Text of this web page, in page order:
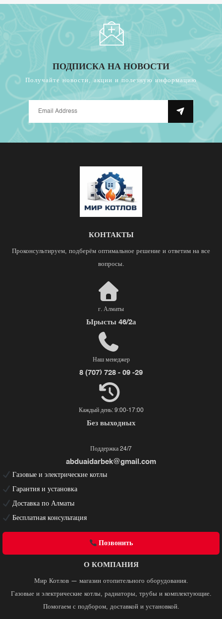
ПОДПИСКА НА НОВОСТИ
Получайте новости, акции и полезную информацию
КОНТАКТЫ
Проконсультируем, подберём оптимальное решение и ответим на все
вопросы.
г. Алматы
Ырысты 46/2а
Наш менеджер
8 (707) 728 - 09 -29
Каждый день: 9:00-17:00
Без выходных
Поддержка 24/7
abduaidarbek@gmail.com
Газовые и электрические котлы
Гарантия и установка
Доставка по Алматы
Бесплатная консультация
Позвонить
О КОМПАНИЯ
Мир Котлов — магазин отопительного оборудования.
Газовые и электрические котлы, радиаторы, трубы и комплектующие.
Помогаем с подбором, доставкой и установкой.